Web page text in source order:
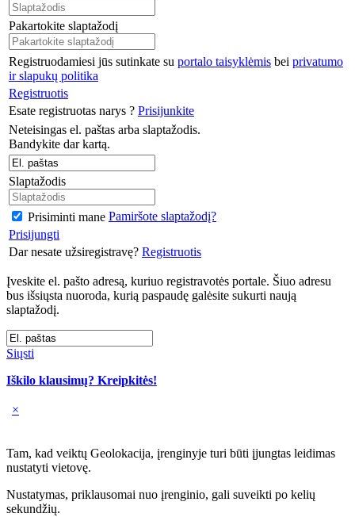
Pakartokite slaptažodį
Registruodamiesi jūs sutinkate su portalo taisyklėmis bei privatumo
ir slapukų politika
Registruotis
Esate registruotas narys ? Prisijunkite
Neteisingas el. paštas arba slaptažodis.
Bandykite dar kartą.
Slaptažodis
Prisiminti mane Pamiršote slaptažodį?
Prisijungti
Dar nesate užsiregistravę? Registruotis
Įveskite el. pašto adresą, kuriuo registravotės portale. Šiuo adresu
bus išsiųsta nuoroda, kurią paspaudę galėsite sukurti naują
slaptažodį.
Siųsti
Iškilo klausimų? Kreipkitės!
×
Tam, kad veiktų Geolokacija, įrenginyje turi būti įjungtas leidimas
nustatyti vietovę.
Nustatymas, priklausomai nuo įrenginio, gali suveikti po kelių
sekundžių.